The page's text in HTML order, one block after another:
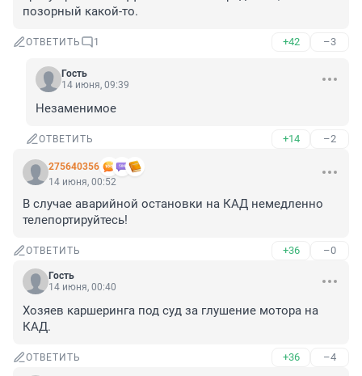
позорный какой-то.
ОТВЕТИТЬ 1 +42 –3
Гость
14 июня, 09:39
Незаменимое
ОТВЕТИТЬ +14 –2
275640356
14 июня, 00:52
В случае аварийной остановки на КАД немедленно
телепортируйтесь!
ОТВЕТИТЬ +36 –0
Гость
14 июня, 00:40
Хозяев каршеринга под суд за глушение мотора на
КАД.
ОТВЕТИТЬ +36 –4